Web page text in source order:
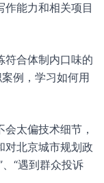
能力和相关项目
符合体制内口味的
例，学习如何用
会太偏技术细节，
对北京城市规划政
“遇到群众投诉